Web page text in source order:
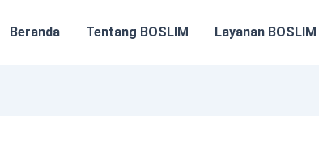
Beranda Tentang BOSLIM Layanan BOSLIM